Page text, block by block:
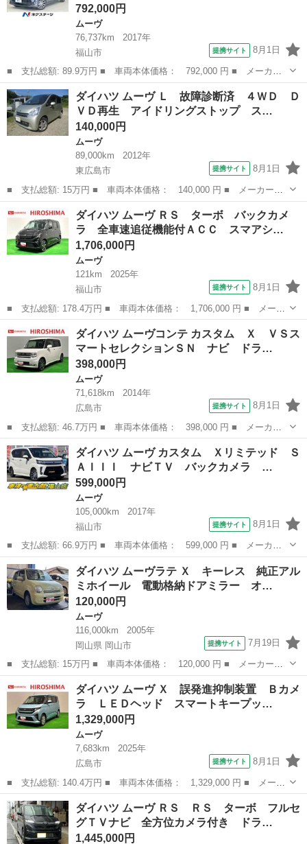
792,000円
ムーヴ
76,737km
2017年
福山市
提携サイト 8月1日
■ 支払総額: 89.9万円 ■ 車両本体価格： 792,000 円 ■ メーカー
名： ダイハツ ■ 車種名： ムーヴ ■ グレード名： カスタム
Ｘリミテッド ＳＡＩＩＩ 純正ナビ バックカメラ 衝突軽減 禁
煙車 シート...
広島 福山市 ムーヴ
ダイハツ ムーヴ Ｌ 故障診断済 ４ＷＤ Ｄ
ＶＤ再生 アイドリングストップ ス…
140,000円
ムーヴ
89,000km
2012年
東広島市
提携サイト 8月1日
■ 支払総額: 15万円 ■ 車両本体価格： 140,000 円 ■ メーカー
名： ダイハツ ■ 車種名： ムーヴ ■ グレード名： Ｌ 故障診
断済 ４ＷＤ ＤＶＤ再生 アイドリングストップ スタッドレス
有 ブルートゥース...
広島 東広島市
ダイハツ ムーヴ ＲＳ ターボ バックカメ
ラ 全車速追従機能付ＡＣＣ スマアシ…
1,706,000円
ムーヴ
121km
2025年
福山市
提携サイト 8月1日
■ 支払総額: 178.4万円 ■ 車両本体価格： 1,706,000 円 ■ メーカ
ー名： ダイハツ ■ 車種名： ムーヴ ■ グレード名： ＲＳ タ
ーボ バックカメラ 全車速追従機能付ＡＣＣ スマアシ ＬＥＤオ
ートライ...
広島 福山市 ムーヴ
ダイハツ ムーヴコンテ カスタム Ｘ ＶＳス
マートセレクションＳＮ ナビ ドラ…
398,000円
ムーヴ
71,618km
2014年
広島市
提携サイト 8月1日
■ 支払総額: 46.7万円 ■ 車両本体価格： 398,000 円 ■ メーカー
名： ダイハツ ■ 車種名： ムーヴコンテ ■ グレード名： カス
タム Ｘ ＶＳスマートセレクションＳＮ ナビ ドラレコ ＬＥＤ
ヘッドライト...
広島 広島市 ムーヴ
ダイハツ ムーヴ カスタム Ｘリミテッド Ｓ
ＡＩＩＩ ナビＴＶ バックカメラ …
599,000円
ムーヴ
105,000km
2017年
福山市
提携サイト 8月1日
■ 支払総額: 66.9万円 ■ 車両本体価格： 599,000 円 ■ メーカー
名： ダイハツ ■ 車種名： ムーヴ ■ グレード名： カスタム
Ｘリミテッド ＳＡＩＩＩ ナビＴＶ バックカメラ ドライブレコ
ーダー シー...
広島 福山市 ムーヴ
ダイハツ ムーヴラテ Ｘ キーレス 純正アル
ミホイール 電動格納ドアミラー オ…
120,000円
ムーヴ
116,000km
2005年
岡山県 岡山市
提携サイト 7月19日
■ 支払総額: 15万円 ■ 車両本体価格： 120,000 円 ■ メーカー
名： ダイハツ ■ 車種名： ムーヴラテ ■ グレード名： Ｘ キ
ーレス 純正アルミホイール 電動格納ドアミラー オートエアコ
ン ＣＤデッキ ■...
岡山 岡山市 ムーヴ
ダイハツ ムーヴ Ｘ 誤発進抑制装置 Ｂカメ
ラ ＬＥＤヘッド スマートキープッ…
1,329,000円
ムーヴ
7,683km
2025年
広島市
提携サイト 8月1日
■ 支払総額: 140.4万円 ■ 車両本体価格： 1,329,000 円 ■ メーカ
ー名： ダイハツ ■ 車種名： ムーヴ ■ グレード名： Ｘ 誤発
進抑制装置 Ｂカメラ ＬＥＤヘッド スマートキープッシュスター
ト 衝突...
広島 広島市 ムーヴ
ダイハツ ムーヴ ＲＳ ＲＳ ターボ フルセ
グＴＶナビ 全方位カメラ付き ドラ…
1,445,000円